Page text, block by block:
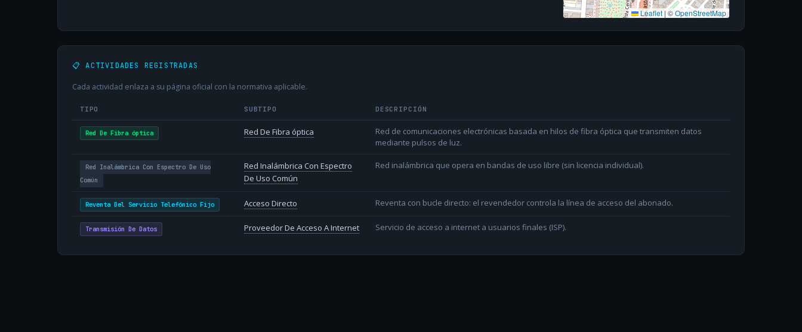
Leaflet | ©OpenStreetMap
📋 ACTIVIDADES REGISTRADAS
Cada actividad enlaza a su página oficial con la normativa aplicable.
TIPO SUBTIPO DESCRIPCIÓN
Red De Fibra óptica Red De Fibra óptica
Red de comunicaciones electrónicas basada en hilos de fibra óptica que transmiten datos
mediante pulsos de luz.
Red Inalámbrica Con Espectro De Uso
Común
Red Inalámbrica Con Espectro
De Uso Común
Red inalámbrica que opera en bandas de uso libre (sin licencia individual).
Reventa Del Servicio Telefónico Fijo Acceso Directo Reventa con bucle directo: el revendedor controla la línea de acceso del abonado.
Transmisión De Datos Proveedor De Acceso A Internet Servicio de acceso a internet a usuarios finales (ISP).